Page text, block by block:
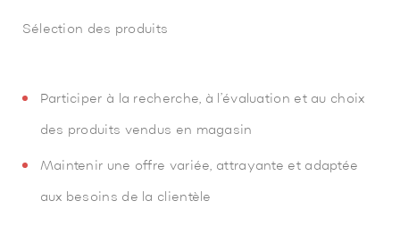
Sélection des produits
Participer à la recherche, à l’évaluation et au choix
des produits vendus en magasin
Maintenir une offre variée, attrayante et adaptée
aux besoins de la clientèle